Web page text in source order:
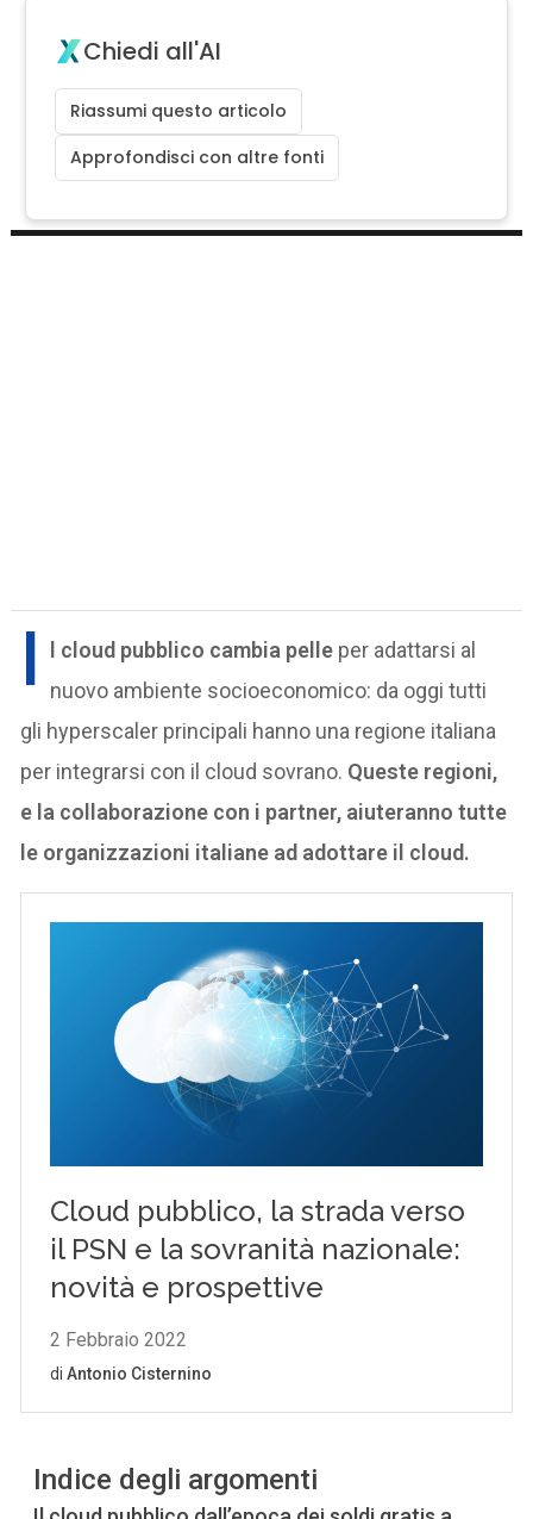
Chiedi all'AI
Riassumi questo articolo
Approfondisci con altre fonti
I l cloud pubblico cambia pelle per adattarsi al
nuovo ambiente socioeconomico: da oggi tutti
gli hyperscaler principali hanno una regione italiana
per integrarsi con il cloud sovrano. Queste regioni,
e la collaborazione con i partner, aiuteranno tutte
le organizzazioni italiane ad adottare il cloud.
Indice degli argomenti